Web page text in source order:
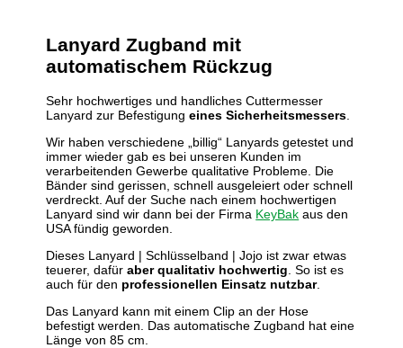
Lanyard Zugband mit
automatischem Rückzug
Sehr hochwertiges und handliches Cuttermesser
Lanyard zur Befestigungeines Sicherheitsmessers
Wir haben verschiedene „billig“ Lanyards getestet und
immer wieder gab es bei unseren Kunden im
verarbeitenden Gewerbe qualitative Probleme. Die
Bänder sind gerissen, schnell ausgeleiert oder schnell
verdreckt. Auf der Suche nach einem hochwertigen
Lanyard sind wir dann bei der Firma KeyBak aus den
USA fündig geworden.
Dieses Lanyard | Schlüsselband | Jojo ist zwar etwas
teuerer, dafüraber qualitativ hochwertig . So ist es
auch für den professionellen Einsatz nutzbar.
Das Lanyard kann mit einem Clip an der Hose
befestigt werden. Das automatische Zugband hat eine
Länge von 85 cm.